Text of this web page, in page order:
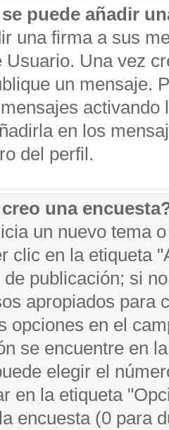
puede añadir
una firma a sus
Usuario. Una vez
un mensaje.
en los
del perfil.
una
un nuevo tema
clic en la etiqueta
publicación; si
apropiados para
opciones en el
se encuentre en
elegir el
en la etiqueta
encuesta (0 para